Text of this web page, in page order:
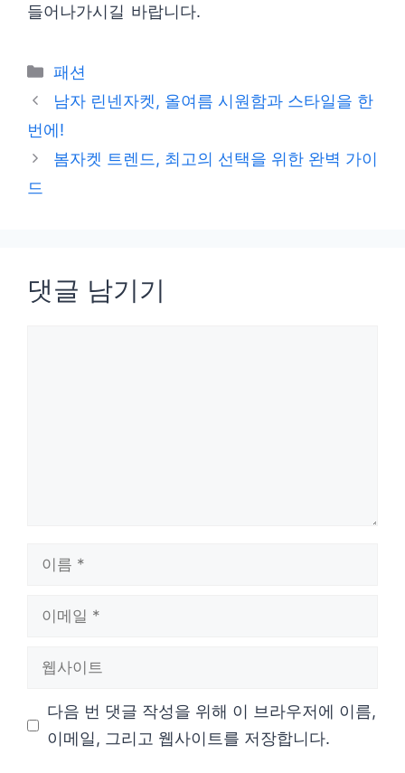
들어나가시길 바랍니다.
카
테
리
패션
남자 린넨자켓, 올여름 시원함과 스타일을 한
번에!
봄자켓 트렌드, 최고의 선택을 위한 완벽 가이
드
댓글 남기기
다음 번 댓글 작성을 위해 이 브라우저에 이름,
이메일, 그리고 웹사이트를 저장합니다.